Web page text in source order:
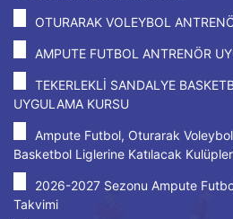
OTURARAK VOLEYBOL
AMPUTE FUTBOL ANTRENÖR
TEKERLEKLİ SANDALYE
UYGULAMA KURSU
Ampute Futbol, Oturarak
Basketbol Liglerine Katılacak
2026-2027 Sezonu Ampute
Takvimi